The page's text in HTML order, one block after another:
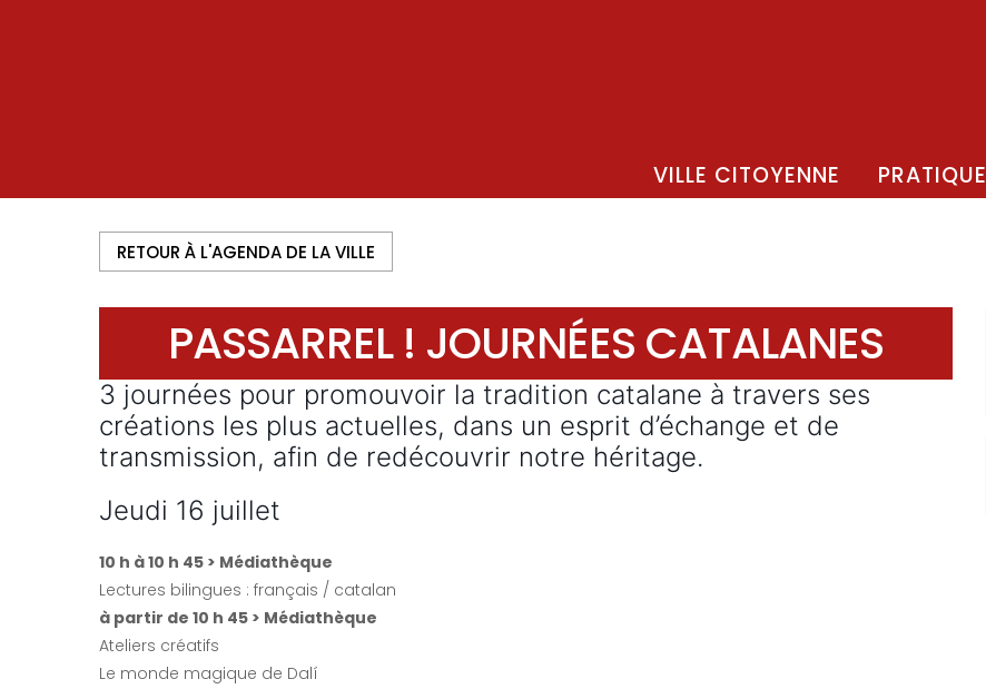
VILLE CITOYENNE PRATIQUE
RETOUR À L'AGENDA DE LA VILLE
PASSARREL ! JOURNÉES CATALANES
3 journées pour promouvoir la tradition catalane à travers ses
créations les plus actuelles, dans un esprit d’échange et de
transmission, afin de redécouvrir notre héritage.
Jeudi 16 juillet
10 h à 10 h 45 > Médiathèque
Lectures bilingues : français / catalan
à partir de 10 h 45 > Médiathèque
Ateliers créatifs
Le monde magique de Dalí